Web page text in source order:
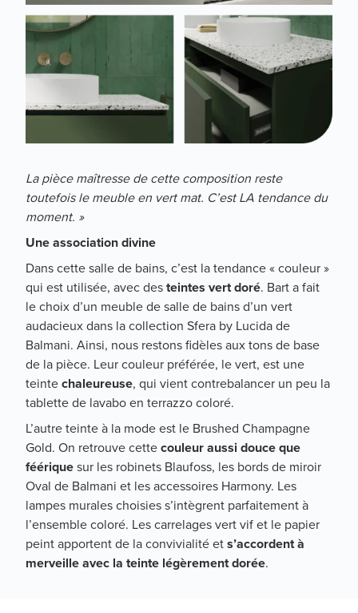
La pièce maîtresse de cette composition reste
toutefois le meuble en vert mat. C’est LA tendance du
moment. »
Une association divine
Dans cette salle de bains, c’est la tendance « couleur »
qui est utilisée, avec desteintes vert doré. Bart a fait
le choix d’un meuble de salle de bains d’un vert
audacieux dans la collection Sfera by Lucida de
Balmani. Ainsi, nous restons fidèles aux tons de base
de la pièce. Leur couleur préférée, le vert, est une
teintechaleureuse, qui vient contrebalancer un peu la
tablette de lavabo en terrazzo coloré.
L’autre teinte à la mode est le Brushed Champagne
Gold. On retrouve cettecouleur aussi douce que
féériquesur les robinets Blaufoss, les bords de miroir
Oval de Balmani et les accessoires Harmony. Les
lampes murales choisies s’intègrent parfaitement à
l’ensemble coloré. Les carrelages vert vif et le papier
peint apportent de la convivialité ets’accordent à
merveille avec la teinte légèrement dorée.